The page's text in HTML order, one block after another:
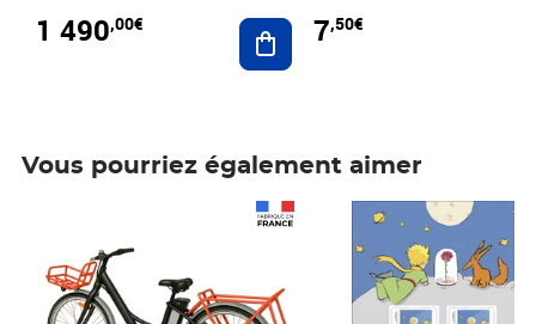
1 490,00€ Ajouter au panier
7,50€
Vous pourriez également aimer
Prix 7,50€